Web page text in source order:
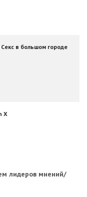
Секс в большом городе
X
лидеров мнений/